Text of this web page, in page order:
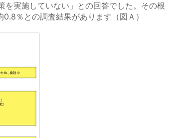
を実施していない」との回答でした。その根
％との調査結果があります（図Ａ）